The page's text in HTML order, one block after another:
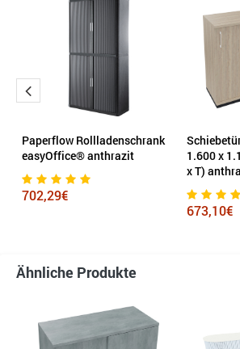
Paperflow Rollladenschrank
easyOffice® anthrazit
702,29€
1.600 x
x T)
673,10€
Ähnliche Produkte